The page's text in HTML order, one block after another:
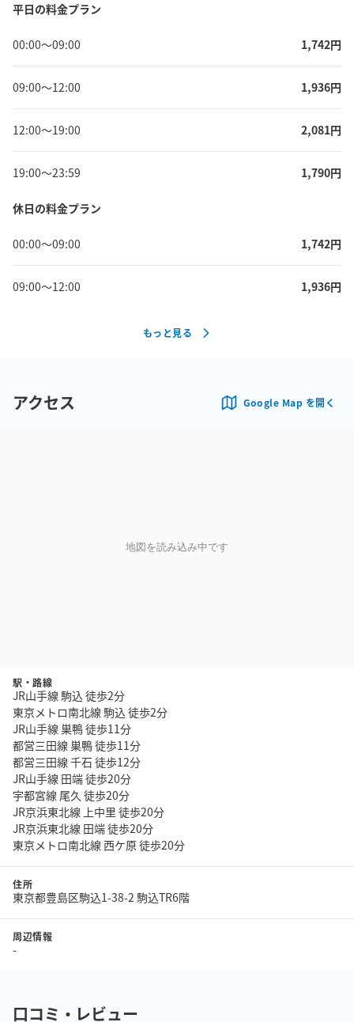
平日の料金プラン
00:00〜09:00 1,742円
09:00〜12:00 1,936円
12:00〜19:00 2,081円
19:00〜23:59 1,790円
休日の料金プラン
00:00〜09:00 1,742円
09:00〜12:00 1,936円
もっと見る
アクセス Google Map を開く
地図を読み込み中です
駅・路線
JR山手線 駒込 徒歩2分
東京メトロ南北線 駒込 徒歩2分
JR山手線 巣鴨 徒歩11分
都営三田線 巣鴨 徒歩11分
都営三田線 千石 徒歩12分
JR山手線 田端 徒歩20分
宇都宮線 尾久 徒歩20分
JR京浜東北線 上中里 徒歩20分
JR京浜東北線 田端 徒歩20分
東京メトロ南北線 西ケ原 徒歩20分
住所
東京都豊島区駒込1-38-2 駒込TR6階
周辺情報
-
口コミ・レビュー